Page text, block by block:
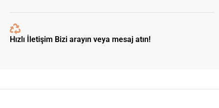
Hızlı İletişim Bizi arayın veya mesaj atın!